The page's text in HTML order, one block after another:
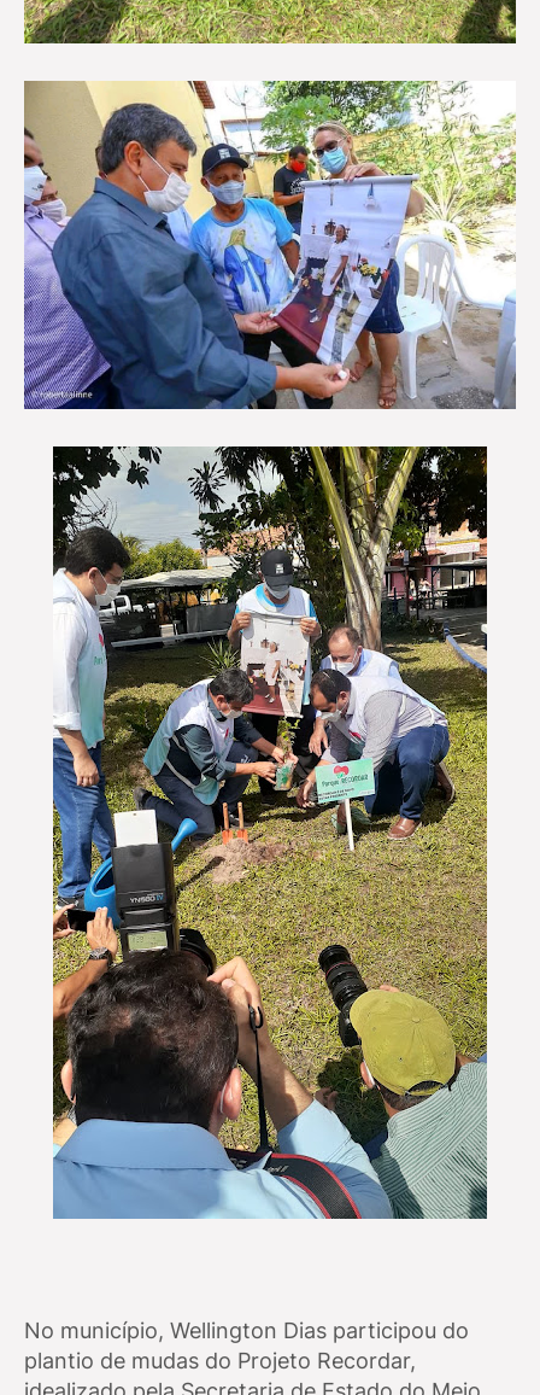
No município, Wellington Dias participou do
plantio de mudas do Projeto Recordar,